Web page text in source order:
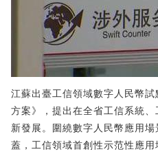
江蘇出臺工信領域數字人民幣
方案》，提出在全省工信系統
新發展。圍繞數字人民幣應用
蓋，工信領域首創性示范性應